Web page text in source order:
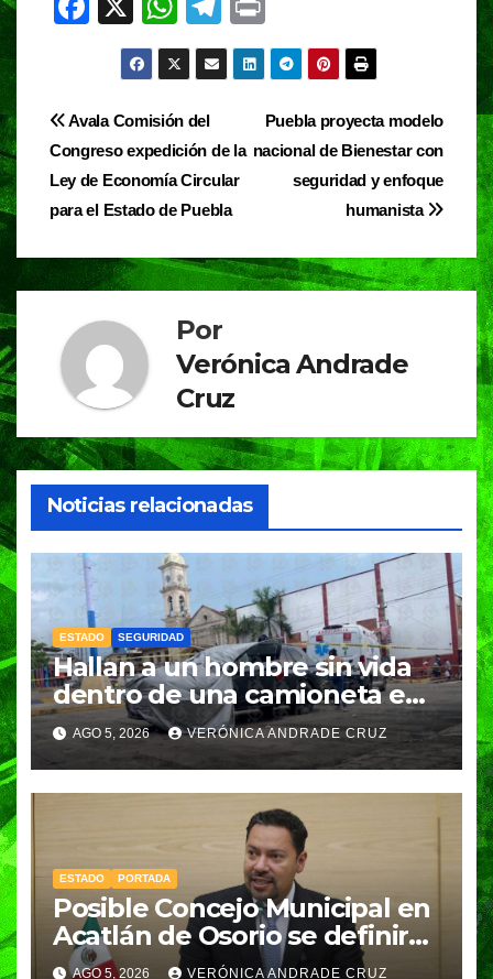
e
b
o
o
k
h
at
s
A
p
p
el
e
a
m
in
t
Navegación
de
entradas
Puebla proyecta modelo
nacional de Bienestar con
seguridad y enfoque
humanista
Avala Comisión del
Congreso expedición de la
Ley de Economía Circular
para el Estado de Puebla
Por
Verónica Andrade
Cruz
Noticias relacionadas
ESTADO SEGURIDAD
Hallan a un hombre sin vida
dentro de una camioneta en
Tenampulco; investigan
homicidio
AGO 5, 2026 VERÓNICA ANDRADE CRUZ
ESTADO PORTADA
Posible Concejo Municipal en
Acatlán de Osorio se definirá
en una semana; Congreso
AGO 5, 2026 VERÓNICA ANDRADE CRUZ